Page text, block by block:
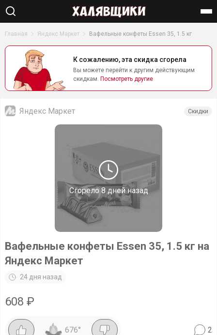
Найти
Главная Яндекс Маркет Вафельные конфеты Essen 35, 1.5 кг
К сожалению, эта скидка сгорела
Вы можете перейти к другим действующим
скидкам. Посмотреть другие
Сгорело8 дней назад
Яндекс Маркет Скидки
Вафельные конфеты Essen 35, 1.5 кг на
Яндекс Маркет
24 дня назад
608 ₽
676° 2